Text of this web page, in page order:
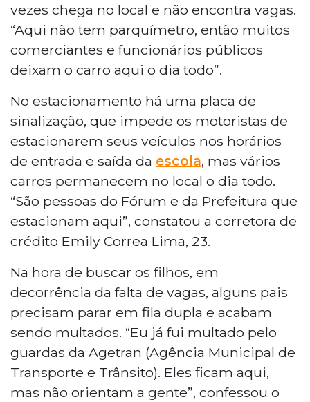
vezes chega no local e não encontra vagas.
“Aqui não tem parquímetro, então muitos
comerciantes e funcionários públicos
deixam o carro aqui o dia todo”.
No estacionamento há uma placa de
sinalização, que impede os motoristas de
estacionarem seus veículos nos horários
de entrada e saída da escola, mas vários
carros permanecem no local o dia todo.
“São pessoas do Fórum e da Prefeitura que
estacionam aqui”, constatou a corretora de
crédito Emily Correa Lima, 23.
Na hora de buscar os filhos, em
decorrência da falta de vagas, alguns pais
precisam parar em fila dupla e acabam
sendo multados. “Eu já fui multado pelo
guardas da Agetran (Agência Municipal de
Transporte e Trânsito). Eles ficam aqui,
mas não orientam a gente”, confessou o